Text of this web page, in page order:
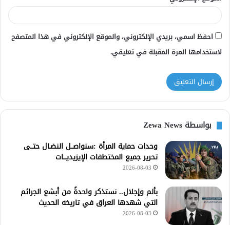
احفظ اسمي، بريدي الإلكتروني، والموقع الإلكتروني في هذا المتصفح
لاستخدامها المرة المقبلة في تعليقي.
بواسطة Zewa News
وحدات حماية المرأة :سنواصــل النضـال حتــى
تحرير جميع المختطفات الإيزيديـــات
2026-08-03
بألم وإجلال.. نستذكر واحدةً من أبشع الجرائم
التي شهدها العراق في تاريخه الحديث
2026-08-03